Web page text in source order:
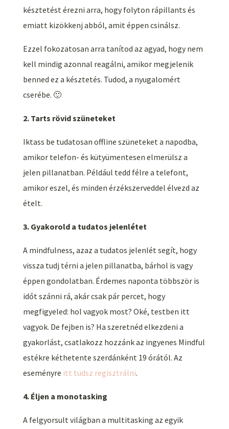
késztetést érezni arra, hogy folyton rápillants és
emiatt kizökkenj abból, amit éppen csinálsz.
Ezzel fokozatosan arra tanítod az agyad, hogy nem
kell mindig azonnal reagálni, amikor megjelenik
benned ez a késztetés. Tudod, a nyugalomért
cserébe. 🙂
2. Tarts rövid szüneteket
Iktass be tudatosan offline szüneteket a napodba,
amikor telefon- és kütyümentesen elmerülsz a
jelen pillanatban. Például tedd félre a telefont,
amikor eszel, és minden érzékszerveddel élvezd az
ételt.
3. Gyakorold a tudatos jelenlétet
A mindfulness, azaz a tudatos jelenlét segít, hogy
vissza tudj térni a jelen pillanatba, bárhol is vagy
éppen gondolatban. Érdemes naponta többször is
időt szánni rá, akár csak pár percet, hogy
megfigyeled: hol vagyok most? Oké, testben itt
vagyok. De fejben is? Ha szeretnéd elkezdeni a
gyakorlást, csatlakozz hozzánk az ingyenes Mindful
estékre kéthetente szerdánként 19 órától. Az
eseményre itt tudsz regisztrálni.
4. Éljen a monotasking
A felgyorsult világban a multitasking az egyik